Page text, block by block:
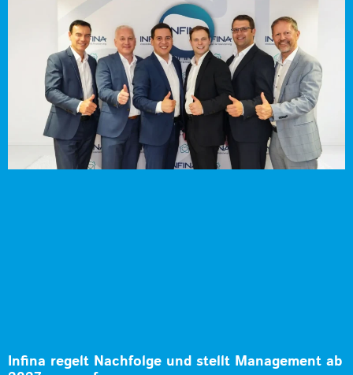
Infina regelt Nachfolge und stellt Management ab